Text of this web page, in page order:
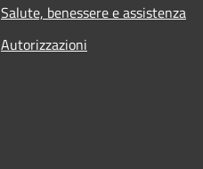
Salute, benessere e assistenza
Autorizzazioni